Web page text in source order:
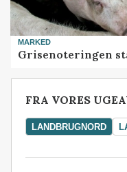
MARKED
Grisenoteringen
FRA VORES
LANDBRUGNORD